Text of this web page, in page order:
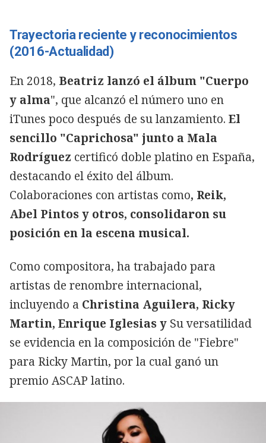
Trayectoria reciente y reconocimientos
(2016-Actualidad)
En 2018, Beatriz lanzó el álbum "Cuerpo
y alma", que alcanzó el número uno en
iTunes poco después de su lanzamiento. El
sencillo "Caprichosa" junto a Mala
Rodríguez certificó doble platino en España,
destacando el éxito del álbum.
Colaboraciones con artistas como, Reik,
Abel Pintos y otros, consolidaron su
posición en la escena musical.
Como compositora, ha trabajado para
artistas de renombre internacional,
incluyendo a Christina Aguilera, Ricky
Martin, Enrique Iglesias y Su versatilidad
se evidencia en la composición de "Fiebre"
para Ricky Martin, por la cual ganó un
premio ASCAP latino.